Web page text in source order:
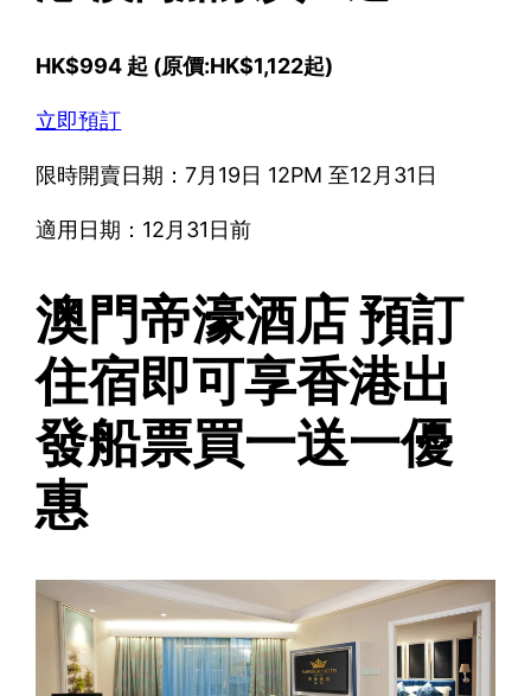
HK$994 起 (原價:HK$1,122起)
立即預訂
限時開賣日期：7月19日 12PM 至12月31日
適用日期：12月31日前
澳門帝濠酒店 預訂
住宿即可享香港出
發船票買一送一優
惠